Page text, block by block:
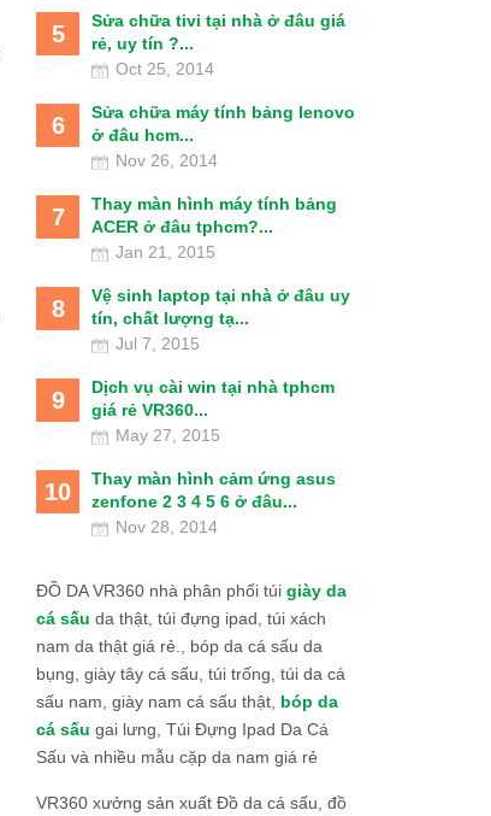
5
Sửa chữa tivi tại nhà ở đâu giá
rẻ, uy tín ?...
Oct 25, 2014
6
Sửa chữa máy tính bảng lenovo
ở đâu hcm...
Nov 26, 2014
7
Thay màn hình máy tính bảng
ACER ở đâu tphcm?...
Jan 21, 2015
8
Vệ sinh laptop tại nhà ở đâu uy
tín, chất lượng tạ...
Jul 7, 2015
9
Dịch vụ cài win tại nhà tphcm
giá rẻ VR360...
May 27, 2015
10
Thay màn hình cảm ứng asus
zenfone 2 3 4 5 6 ở đâu...
Nov 28, 2014
ĐỒ DA VR360 nhà phân phối túi giày da
cá sấu da thật, túi đựng ipad, túi xách
nam da thật giá rẻ., bóp da cá sấu da
bụng, giày tây cá sấu, túi trống, túi da cá
sấu nam, giày nam cá sấu thật, bóp da
cá sấu gai lưng, Túi Đựng Ipad Da Cá
Sấu và nhiều mẫu cặp da nam giá rẻ
VR360 xưởng sản xuất Đồ da cá sấu, đồ